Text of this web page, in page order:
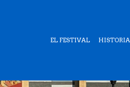
EL FESTIVAL HISTORIA